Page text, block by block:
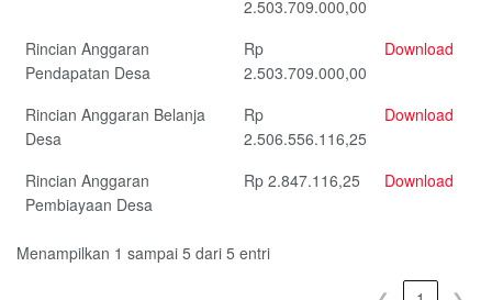
2.503.709.000,00
Rincian Anggaran
Pendapatan Desa
Rp
2.503.709.000,00
Download
Rincian Anggaran Belanja
Desa
Rp
2.506.556.116,25
Download
Rincian Anggaran
Pembiayaan Desa
Rp 2.847.116,25 Download
Menampilkan 1 sampai 5 dari 5 entri